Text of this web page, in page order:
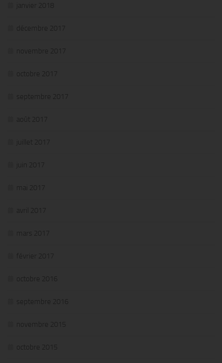
janvier 2018
décembre 2017
novembre 2017
octobre 2017
septembre 2017
août 2017
juillet 2017
juin 2017
mai 2017
avril 2017
mars 2017
février 2017
octobre 2016
septembre 2016
novembre 2015
octobre 2015